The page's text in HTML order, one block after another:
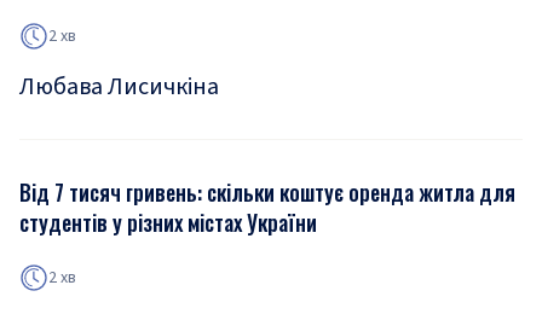
2 хв
Любава Лисичкіна
Від 7 тисяч гривень: скільки коштує оренда житла для
студентів у різних містах України
2 хв